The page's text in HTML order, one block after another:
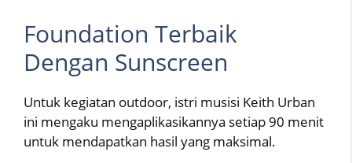
Foundation Terbaik
Dengan Sunscreen
Untuk kegiatan outdoor, istri musisi Keith Urban
ini mengaku mengaplikasikannya setiap 90 menit
untuk mendapatkan hasil yang maksimal.